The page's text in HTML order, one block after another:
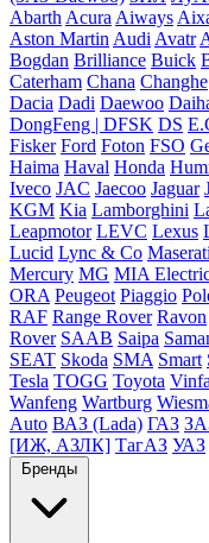
Abarth Acura Aiways
Aston Martin Audi Avatr
Bogdan Brilliance Buick
Caterham Chana Changhe
Dacia Dadi Daewoo
DongFeng | DFSK DS
Fisker Ford Foton FSO
Haima Haval Honda
Iveco JAC Jaecoo Jaguar
KGM Kia Lamborghini
Leapmotor LEVC Lexus
Lucid Lync & Co Maserati
Mercury MG MIA
ORA Peugeot Piaggio
RAF Range Rover Ravon
Rover SAAB Saipa
SEAT Skoda SMA Smart
Tesla TOGG Toyota
Wanfeng Wartburg
Auto ВАЗ (Lada) ГАЗ
[ИЖ, АЗЛК] ТагАЗ УАЗ
Бренды